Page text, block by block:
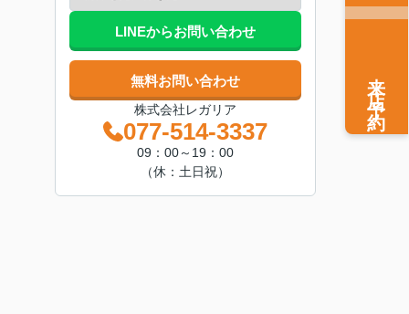
LINEからお問い合わせ
無料お問い合わせ
株式会社レガリア
077-514-3337
09：00～19：00
（休：土日祝）
来店予約